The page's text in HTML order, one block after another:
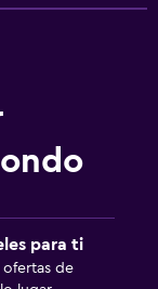
para ti
ofertas de